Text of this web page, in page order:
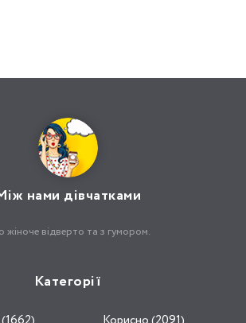
нами дівчатками
жіноче відверто та з гумором.
Категорії